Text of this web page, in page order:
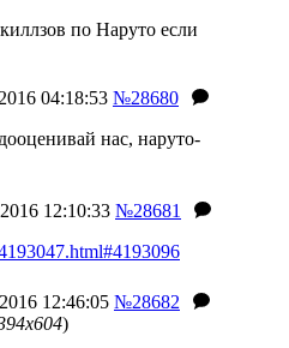
по Наруто если
04:18:53 №28680
нас, наруто-
12:10:33 №28681
12:46:05 №28682
)